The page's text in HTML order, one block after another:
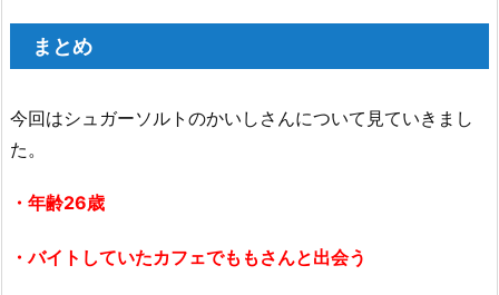
まとめ
今回はシュガーソルトのかいしさんについて見ていきまし
た。
・年齢26歳
・バイトしていたカフェでももさんと出会う